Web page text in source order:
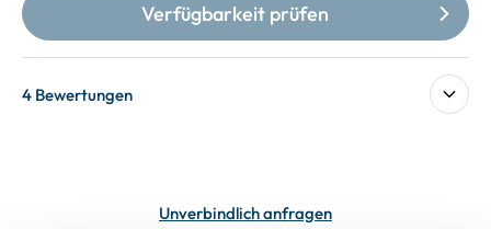
4 Bewertungen
Unverbindlich anfragen